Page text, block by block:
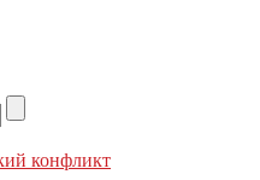
конфликт